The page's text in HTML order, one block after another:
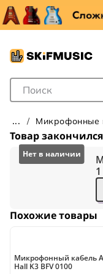
Поле для Поиска
Микрофонные
Товар закончился
Похожие товары
Микрофонный кабель
Hall K3 BFV 0100